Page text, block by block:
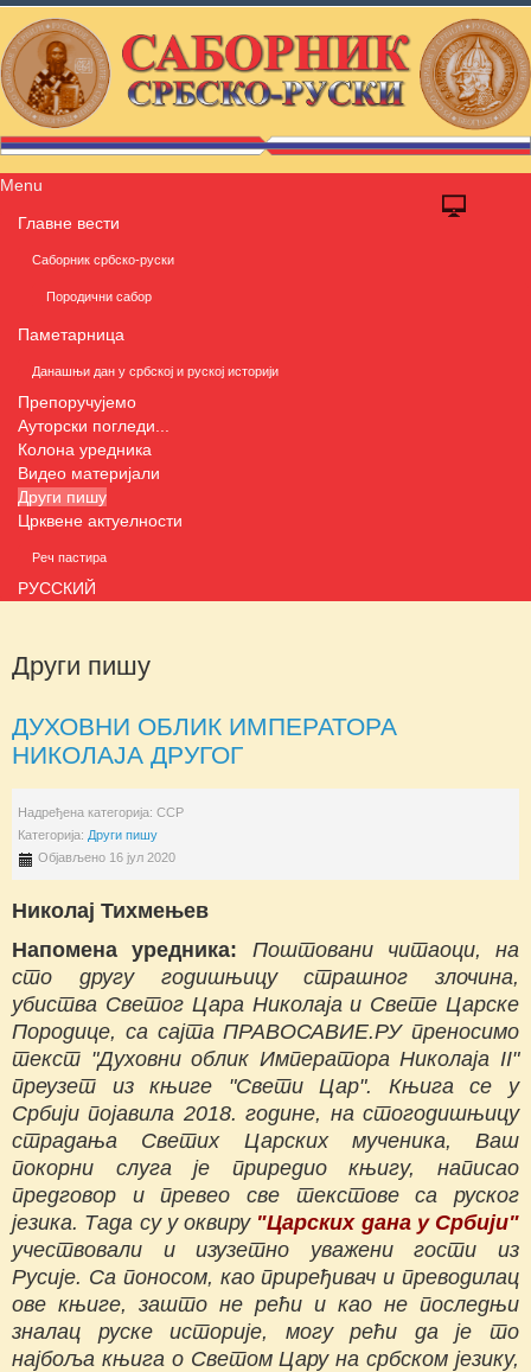
Menu
Главне вести
Саборник србско-руски
Породични сабор
Паметарница
Данашњи дан у србској и руској историји
Препоручујемо
Ауторски погледи...
Колона уредника
Видео материјали
Други пишу
Црквене актуелности
Реч пастира
РУССКИЙ
Други пишу
ДУХОВНИ ОБЛИК ИМПЕРАТОРА
НИКОЛАJА ДРУГОГ
Надређена категорија: ССР
Категорија: Други пишу
Објављено 16 јул 2020
Николај Тихмењев
Напомена уредника: Поштовани читаоци, на
сто другу годишњицу страшног злочина,
убиства Светог Цара Николаја и Свете Царске
Породице, са сајта ПРАВОСАВИЕ.РУ преносимо
текст "Духовни облик Императора Николаја II"
преузет из књиге "Свети Цар". Књига се у
Србији појавила 2018. године, на стогодишњицу
страдања Светих Царских мученика, Ваш
покорни слуга је приредио књигу, написао
предговор и превео све текстове са руског
језика. Тада су у оквиру "Царских дана у Србији"
учествовали и изузетно уважени гости из
Русије. Са поносом, као приређивач и преводилац
ове књиге, зашто не рећи и као не последњи
зналац руске историје, могу рећи да је то
најбоља књига о Светом Цару на србском језику,